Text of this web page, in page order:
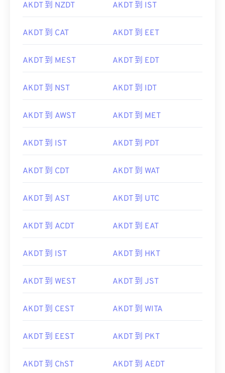
AKDT 到 NZDT AKDT 到 IST
AKDT 到 CAT AKDT 到 EET
AKDT 到 MEST AKDT 到 EDT
AKDT 到 NST AKDT 到 IDT
AKDT 到 AWST AKDT 到 MET
AKDT 到 IST AKDT 到 PDT
AKDT 到 CDT AKDT 到 WAT
AKDT 到 AST AKDT 到 UTC
AKDT 到 ACDT AKDT 到 EAT
AKDT 到 IST AKDT 到 HKT
AKDT 到 WEST AKDT 到 JST
AKDT 到 CEST AKDT 到 WITA
AKDT 到 EEST AKDT 到 PKT
AKDT 到 ChST AKDT 到 AEDT